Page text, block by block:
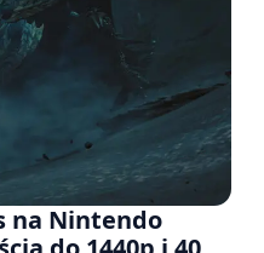
na Nintendo